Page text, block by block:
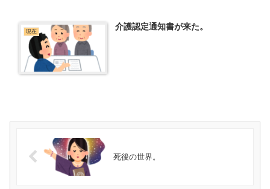
現在 介護認定通知書が来た。
死後の世界。